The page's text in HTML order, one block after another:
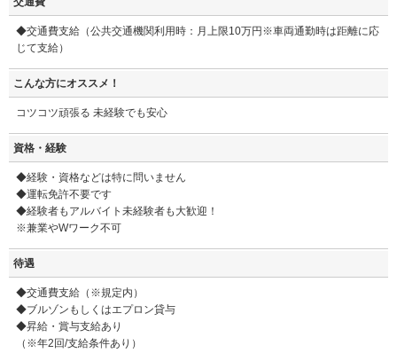
◆交通費支給（公共交通機関利用時：月上限10万円※車両通勤時は距離に応
じて支給）
こんな方にオススメ！
コツコツ頑張る 未経験でも安心
資格・経験
◆経験・資格などは特に問いません
◆運転免許不要です
◆経験者もアルバイト未経験者も大歓迎！
※兼業やWワーク不可
待遇
◆交通費支給（※規定内）
◆ブルゾンもしくはエプロン貸与
◆昇給・賞与支給あり
（※年2回/支給条件あり）